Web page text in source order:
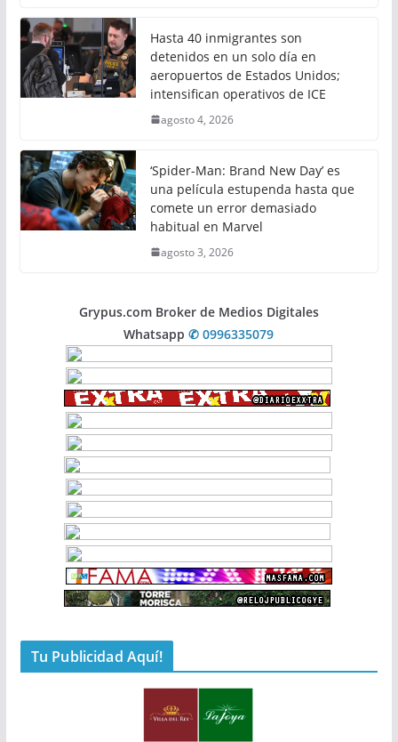
Hasta 40 inmigrantes son
detenidos en un solo día en
aeropuertos de Estados Unidos;
intensifican operativos de ICE
agosto 4, 2026
‘Spider-Man: Brand New Day’ es
una película estupenda hasta que
comete un error demasiado
habitual en Marvel
agosto 3, 2026
Grypus.com Broker de Medios Digitales
Whatsapp✆ 0996335079
Tu Publicidad Aquí!